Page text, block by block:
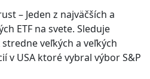
– Jeden z najväčších a
ETF na svete. Sleduje
veľkých a veľkých
v USA ktoré vybral výbor S&P